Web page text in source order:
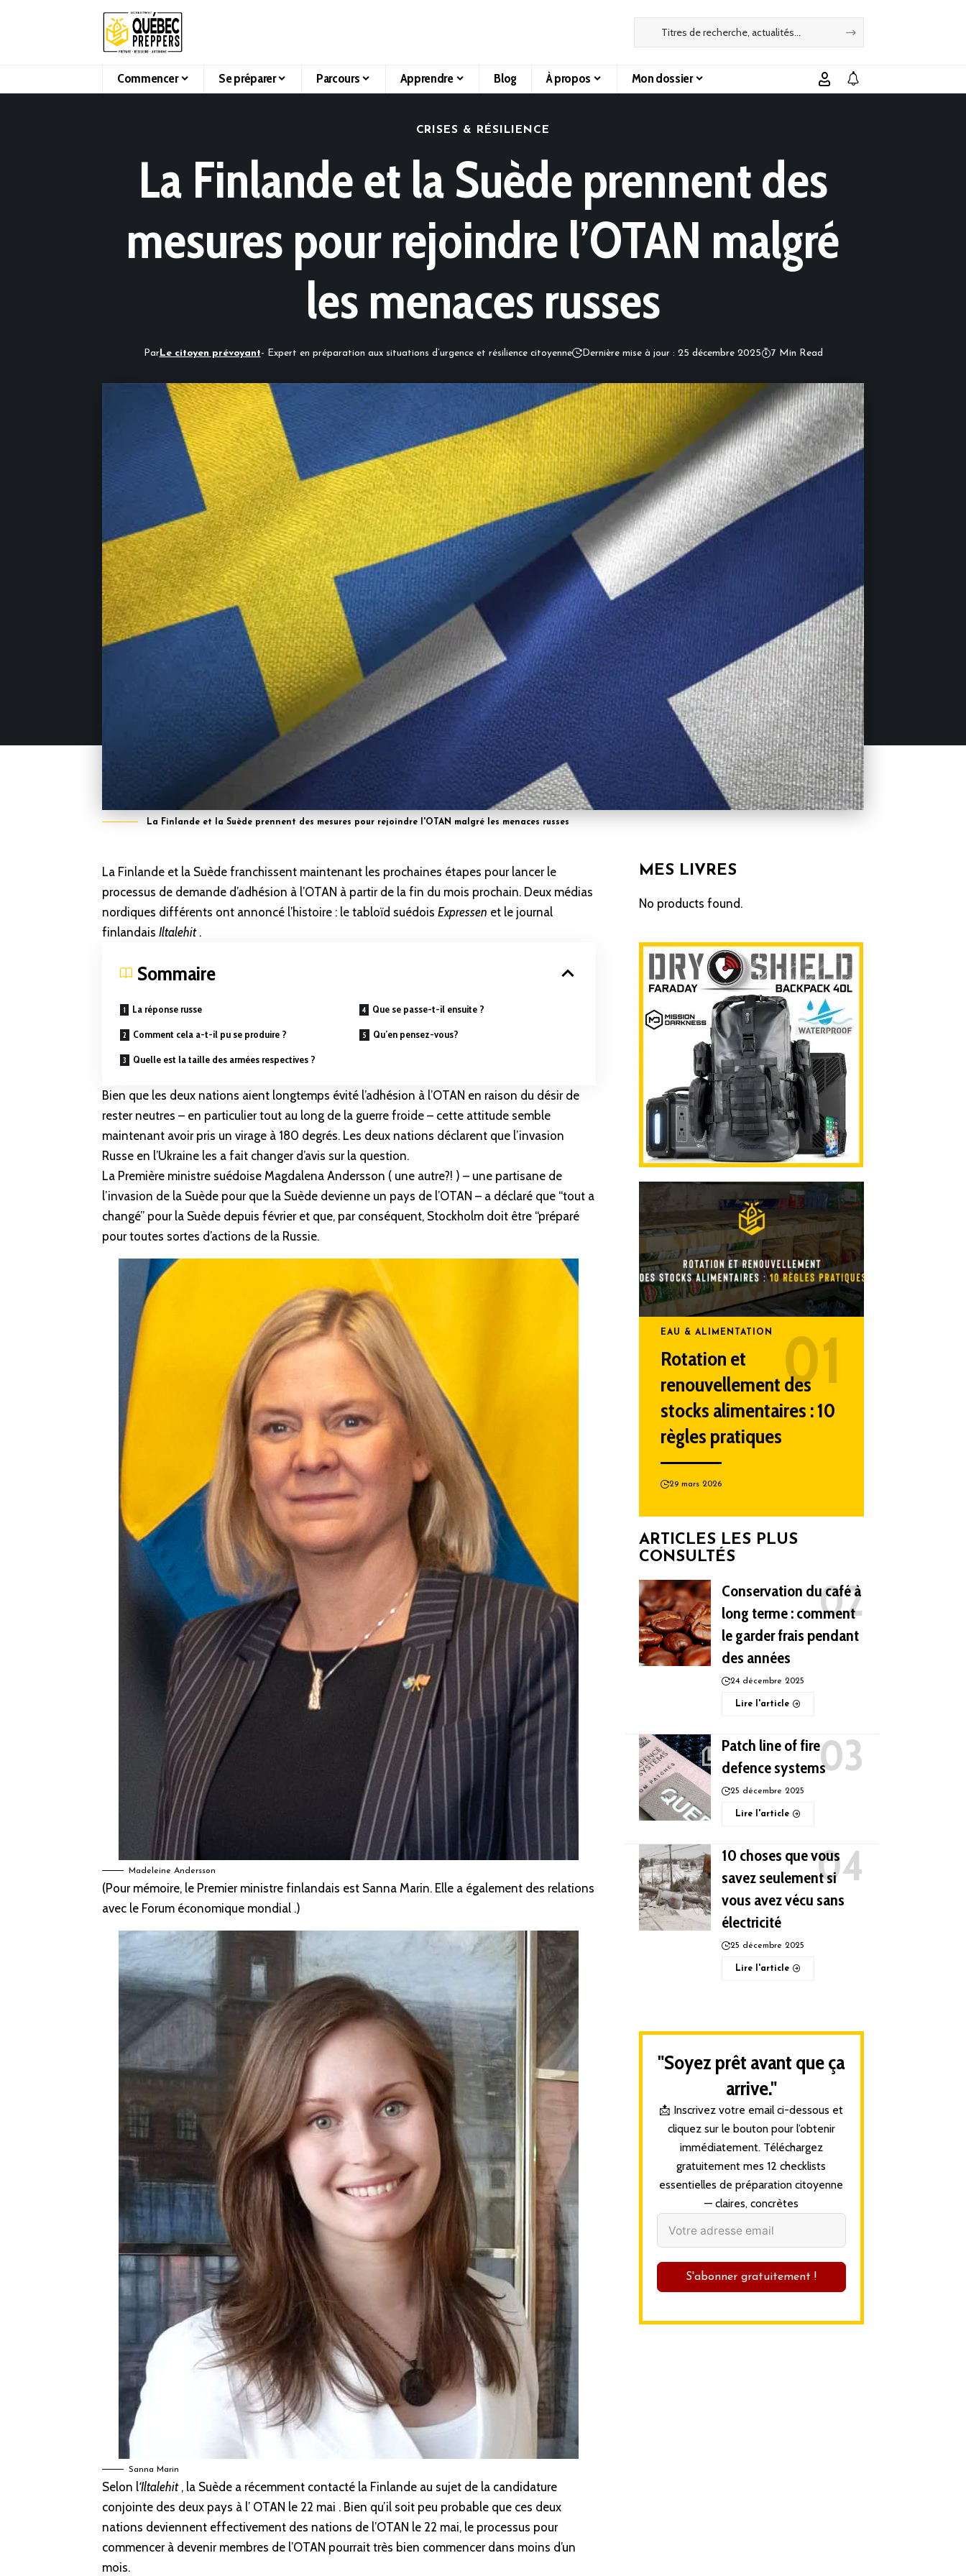
Commencer Se préparer Parcours Apprendre Blog À propos Mon dossier
CRISES & RÉSILIENCE
La Finlande et la Suède prennent des
mesures pour rejoindre l’OTAN malgré
les menaces russes
ParLe citoyen prévoyant- Expert en préparation aux situations d’urgence et résilience citoyenne Dernière mise à jour : 25 décembre 2025 7 Min Read
La Finlande et la Suède prennent des mesures pour rejoindre l'OTAN malgré les menaces russes
La Finlande et la Suède franchissent maintenant les prochaines étapes pour lancer le
processus de demande d’adhésion à l’OTAN à partir de la fin du mois prochain. Deux médias
nordiques différents ont annoncé l’histoire : le tabloïd suédois Expressen et le journal
finlandais Iltalehit.
Sommaire
La réponse russe
Comment cela a-t-il pu se produire ?
Quelle est la taille des armées respectives ?
Que se passe-t-il ensuite ?
Qu’en pensez-vous?
Bien que les deux nations aient longtemps évité l’adhésion à l’OTAN en raison du désir de
rester neutres – en particulier tout au long de la guerre froide – cette attitude semble
maintenant avoir pris un virage à 180 degrés. Les deux nations déclarent que l’invasion
Russe en l’Ukraine les a fait changer d’avis sur la question.
La Première ministre suédoise Magdalena Andersson ( une autre?! ) – une partisane de
l’invasion de la Suède pour que la Suède devienne un pays de l’OTAN – a déclaré que “tout a
changé” pour la Suède depuis février et que, par conséquent, Stockholm doit être “préparé
pour toutes sortes d’actions de la Russie.
Madeleine Andersson
(Pour mémoire, le Premier ministre finlandais est Sanna Marin. Elle a également des relations
avec le Forum économique mondial .)
Sanna Marin
Selon l‘Iltalehit, la Suède a récemment contacté la Finlande au sujet de la candidature
conjointe des deux pays à l’ OTAN le 22 mai . Bien qu’il soit peu probable que ces deux
nations deviennent effectivement des nations de l’OTAN le 22 mai, le processus pour
commencerà devenir membres de l’OTAN pourrait très bien commencer dans moins d’un
mois.
MES LIVRES
No products found.
EAU & ALIMENTATION
Rotation et
renouvellement des
stocks alimentaires : 10
règles pratiques
29 mars 2026
ARTICLES LES PLUS
CONSULTÉS
Conservation du café à
long terme : comment
le garder frais pendant
des années
24 décembre 2025
Lire l'article
Patch line of fire
defence systems
25 décembre 2025
Lire l'article
10 choses que vous
savez seulement si
vous avez vécu sans
électricité
25 décembre 2025
Lire l'article
"Soyez prêt avant que ça
arrive."
📩 Inscrivez votre email ci-dessous et
cliquez sur le bouton pour l’obtenir
immédiatement. Téléchargez
gratuitement mes 12 checklists
essentielles de préparation citoyenne
— claires, concrètes
S'abonner gratuitement !